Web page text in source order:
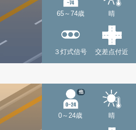
65～74歳 晴
３灯式信号 交差点付近
0～24歳
他
晴